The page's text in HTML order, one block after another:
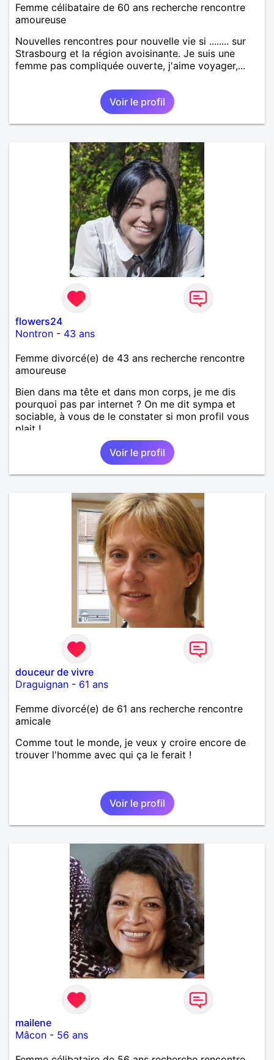
Femme célibataire de 60 ans recherche rencontre
amoureuse
Nouvelles rencontres pour nouvelle vie si ........ sur
Strasbourg et la région avoisinante. Je suis une
femme pas compliquée ouverte, j'aime voyager,...
Voir le profil
flowers24
Nontron - 43 ans
Femme divorcé(e) de 43 ans recherche rencontre
amoureuse
Bien dans ma tête et dans mon corps, je me dis
pourquoi pas par internet ? On me dit sympa et
sociable, à vous de le constater si mon profil vous
plait !
Voir le profil
douceur de vivre
Draguignan - 61 ans
Femme divorcé(e) de 61 ans recherche rencontre
amicale
Comme tout le monde, je veux y croire encore de
trouver l'homme avec qui ça le ferait !
Voir le profil
mailene
Mâcon - 56 ans